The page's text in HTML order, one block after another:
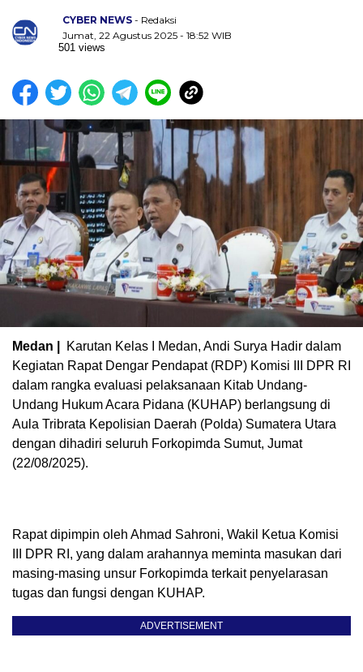
CYBER NEWS - Redaksi
Jumat, 22 Agustus 2025 - 18:52 WIB
501 views
Medan |
Karutan Kelas I Medan, Andi Surya Hadir dalam
Kegiatan Rapat Dengar Pendapat (RDP) Komisi III DPR RI
dalam rangka evaluasi pelaksanaan Kitab Undang-
Undang Hukum Acara Pidana (KUHAP) berlangsung di
Aula Tribrata Kepolisian Daerah (Polda) Sumatera Utara
dengan dihadiri seluruh Forkopimda Sumut, Jumat
(22/08/2025).
Rapat dipimpin oleh Ahmad Sahroni, Wakil Ketua Komisi
III DPR RI, yang dalam arahannya meminta masukan dari
masing-masing unsur Forkopimda terkait penyelarasan
tugas dan fungsi dengan KUHAP.
ADVERTISEMENT